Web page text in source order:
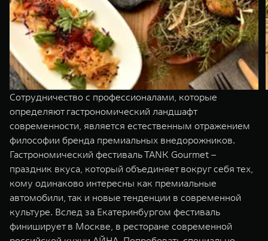
Сотрудничество с профессионалами, которые
определяют гастрономический ландшафт
современности, является естественным отражением
философии бренда премиальных внедорожников.
Гастрономический фестиваль TANK Gourmet –
праздник вкуса, который объединяет вокруг себя тех,
кому одинаково интересны как премиальные
автомобили, так и новые тенденции в современной
культуре. Вслед за Екатеринбургом фестиваль
финиширует в Москве, в ресторане современной